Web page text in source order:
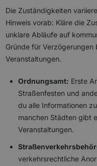
Die Zuständigkeiten
Hinweis vorab: Kläre die
unklare Abläufe auf
Gründe für Verzögerungen
Veranstaltungen.
Ordnungsamt: Erste
Straßenfesten und
du alle Informationen
manchen Städten gibt
Veranstaltungen.
verkehrsrechtliche